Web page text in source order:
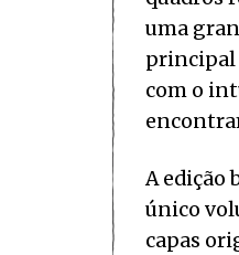
uma
principal
com o
A edição
único
capas